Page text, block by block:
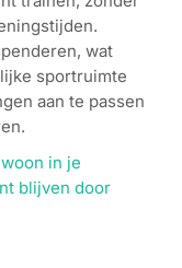
wat
sportruimte
aan te passen
in je
blijven door